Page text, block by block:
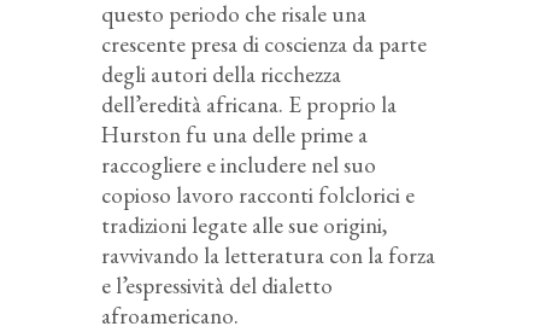
questo periodo che risale una
crescente presa di coscienza da parte
degli autori della ricchezza
dell’eredità africana. E proprio la
Hurston fu una delle prime a
raccogliere e includere nel suo
copioso lavoro racconti folclorici e
tradizioni legate alle sue origini,
ravvivando la letteratura con la forza
e l’espressività del dialetto
afroamericano.